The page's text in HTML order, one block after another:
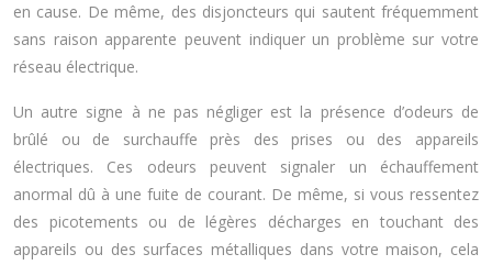
en cause. De même, des disjoncteurs qui sautent fréquemment
sans raison apparente peuvent indiquer un problème sur votre
réseau électrique.
Un autre signe à ne pas négliger est la présence d’odeurs de
brûlé ou de surchauffe près des prises ou des appareils
électriques. Ces odeurs peuvent signaler un échauffement
anormal dû à une fuite de courant. De même, si vous ressentez
des picotements ou de légères décharges en touchant des
appareils ou des surfaces métalliques dans votre maison, cela